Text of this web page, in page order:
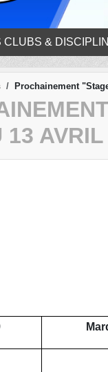
CLUBS &
Prochainement
13